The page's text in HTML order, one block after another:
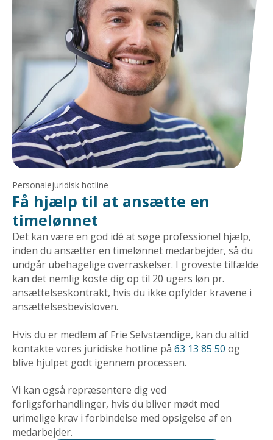
Personalejuridisk hotline
Få hjælp til at ansætte en
timelønnet
Det kan være en god idé at søge professionel hjælp,
inden du ansætter en timelønnet medarbejder, så du
undgår ubehagelige overraskelser. I groveste tilfælde
kan det nemlig koste dig op til 20 ugers løn pr.
ansættelseskontrakt, hvis du ikke opfylder kravene i
ansættelsesbevisloven.
Hvis du er medlem af Frie Selvstændige, kan du altid
kontakte vores juridiske hotline på 63 13 85 50 og
blive hjulpet godt igennem processen.
Vi kan også repræsentere dig ved
forligsforhandlinger, hvis du bliver mødt med
urimelige krav i forbindelse med opsigelse af en
medarbejder.